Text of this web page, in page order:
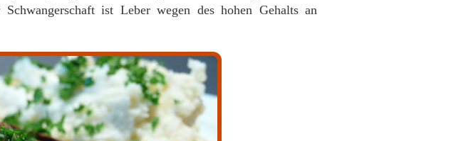
ist Leber wegen des hohen Gehalts an